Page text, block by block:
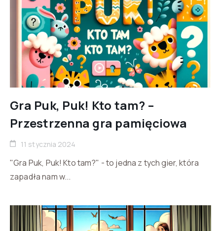
Gra Puk, Puk! Kto tam? –
Przestrzenna gra pamięciowa
11 stycznia 2024
"Gra Puk, Puk! Kto tam?" - to jedna z tych gier, która
zapadła nam w...